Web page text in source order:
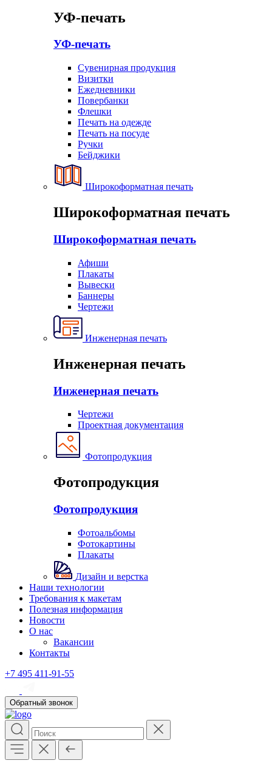
УФ-печать
УФ-печать
Сувенирная продукция
Визитки
Ежедневники
Повербанки
Флешки
Печать на одежде
Печать на посуде
Ручки
Бейджики
Широкоформатная печать
Широкоформатная печать
Широкоформатная печать
Афиши
Плакаты
Вывески
Баннеры
Чертежи
Инженерная печать
Инженерная печать
Инженерная печать
Чертежи
Проектная документация
Фотопродукция
Фотопродукция
Фотопродукция
Фотоальбомы
Фотокартины
Плакаты
Дизайн и верстка
Наши технологии
Требования к макетам
Полезная информация
Новости
О нас
Вакансии
Контакты
+7 495 411-91-55
Обратный звонок